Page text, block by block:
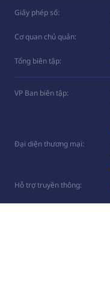
Giấy phép số:
Cơ quan chủ quản:
Tổng biên tập:
VP Ban biên tập:
Đại diện thương mại:
Hỗ trợ truyền thông: